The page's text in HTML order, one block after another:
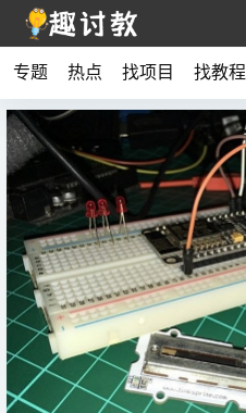
专题 热点 找项目 找教程